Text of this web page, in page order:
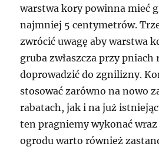
warstwa kory powinna mieć
najmniej 5 centymetrów.
zwrócić uwagę aby warstwa
gruba zwłaszcza przy
doprowadzić do zgnilizny.
stosować zarówno na nowo
rabatach, jak i na już
ten pragniemy wykonać wraz
ogrodu warto również